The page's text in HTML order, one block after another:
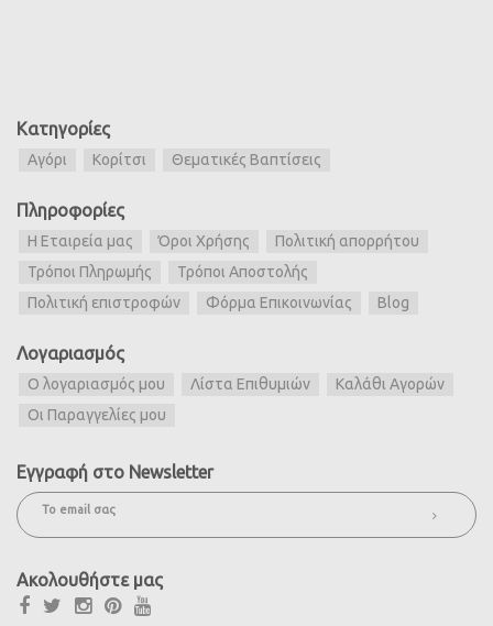
Κατηγορίες
Αγόρι Κορίτσι Θεματικές Βαπτίσεις
Πληροφορίες
Η Εταιρεία μας Όροι Χρήσης
Πολιτική απορρήτου
Τρόποι Πληρωμής
Τρόποι Αποστολής
Πολιτική επιστροφών
Φόρμα Επικοινωνίας Blog
Λογαριασμός
Ο λογαριασμός μου Λίστα Επιθυμιών
Καλάθι Αγορών
Οι Παραγγελίες μου
Εγγραφή στο Newsletter
Ακολουθήστε μας